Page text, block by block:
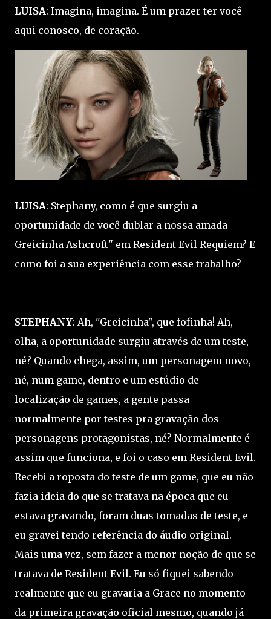
LUISA: Imagina, imagina. É um prazer ter você
aqui conosco, de coração.
LUISA: Stephany, como é que surgiu a
oportunidade de você dublar a nossa amada
Greicinha Ashcroft" em Resident Evil Requiem? E
como foi a sua experiência com esse trabalho?
STEPHANY: Ah, "Greicinha", que fofinha! Ah,
olha, a oportunidade surgiu através de um teste,
né? Quando chega, assim, um personagem novo,
né, num game, dentro e um estúdio de
localização de games, a gente passa
normalmente por testes pra gravação dos
personagens protagonistas, né? Normalmente é
assim que funciona, e foi o caso em Resident Evil.
Recebi a roposta do teste de um game, que eu não
fazia ideia do que se tratava na época que eu
estava gravando, foram duas tomadas de teste, e
eu gravei tendo referência do áudio original.
Mais uma vez, sem fazer a menor noção de que se
tratava de Resident Evil. Eu só fiquei sabendo
realmente que eu gravaria a Grace no momento
da primeira gravação oficial mesmo, quando já